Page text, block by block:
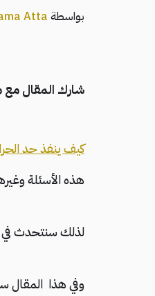
بواسطةAtta
شارك المقال
كيف ينفذ حد
هذه الأسئلة
لذلك سنتحدث في
وفي هذا المقال